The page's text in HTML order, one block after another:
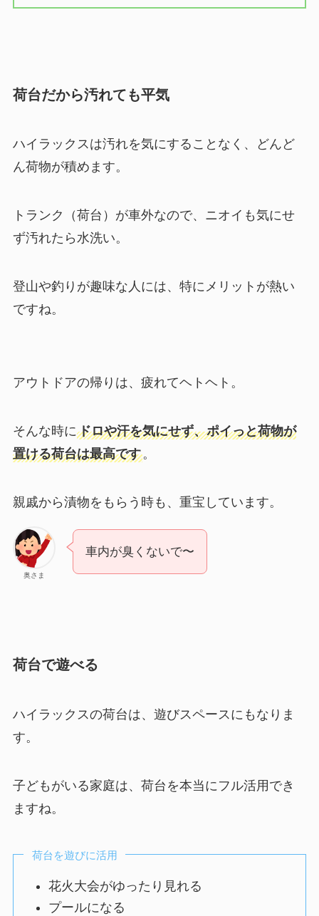
荷台だから汚れても平気
ハイラックスは汚れを気にすることなく、どんど
ん荷物が積めます。
トランク（荷台）が車外なので、ニオイも気にせ
ず汚れたら水洗い。
登山や釣りが趣味な人には、特にメリットが熱い
ですね。
アウトドアの帰りは、疲れてヘトヘト。
そんな時にドロや汗を気にせず、ポイっと荷物が
置ける荷台は最高です。
親戚から漬物をもらう時も、重宝しています。
奥さま
車内が臭くないで〜
荷台で遊べる
ハイラックスの荷台は、遊びスペースにもなりま
す。
子どもがいる家庭は、荷台を本当にフル活用でき
ますね。
荷台を遊びに活用
花火大会がゆったり見れる
プールになる